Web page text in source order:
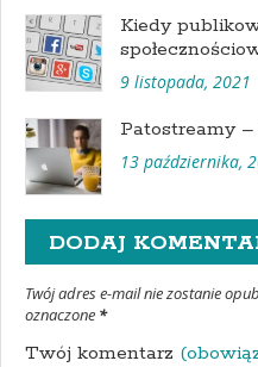
Kiedy
9 listopada, 2021
Patostreamy
13 października,
DODAJ
Twój adres e-mail nie zostanie
oznaczone *
Twój komentarz